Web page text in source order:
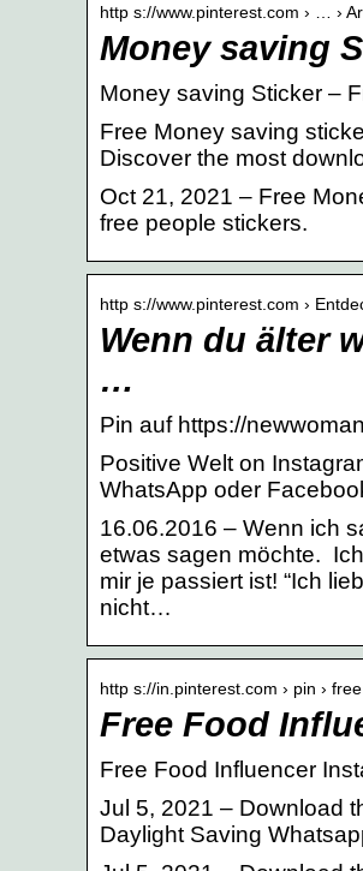
http s://www.pinterest.com › … ›
Money saving
Money saving Sticker –
Free Money saving
Discover the most
Oct 21, 2021 – Free
free people stickers.
http s://www.pinterest.com ›
Wenn du älter
…
Pin auf https://
Positive Welt on
WhatsApp oder
16.06.2016 – Wenn ich
etwas sagen möchte.
mir je passiert ist! “Ich
nicht…
http s://in.pinterest.com › pin ›
Free Food
Free Food Influencer
Jul 5, 2021 – Download
Daylight Saving